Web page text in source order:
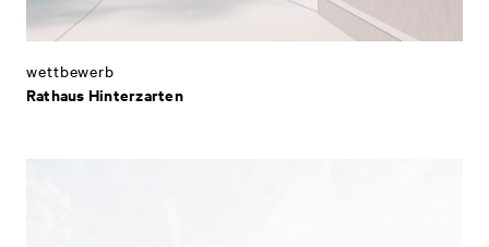
Rathaus Hinterzarten
wettbewerb